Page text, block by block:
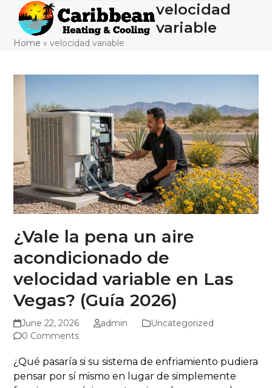
content
Open
mobile
menu
Close
mobile
menu
velocidad
variable
Home »velocidad variable
¿Vale la pena un aire
acondicionado de
velocidad variable en Las
Vegas? (Guía 2026)
June 22, 2026 admin
Uncategorized
0 Comments
¿Qué pasaría si su sistema de enfriamiento pudiera
pensar por sí mismo en lugar de simplemente